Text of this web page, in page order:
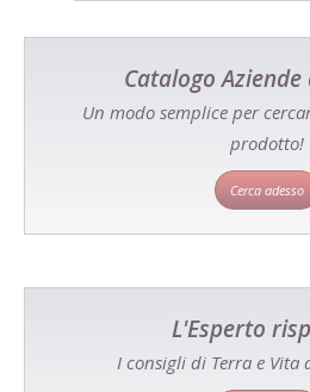
Catalogo
Un modo semplice per
prodotto!
Cerca adesso
L'Esperto
I consigli di Terra e Vita